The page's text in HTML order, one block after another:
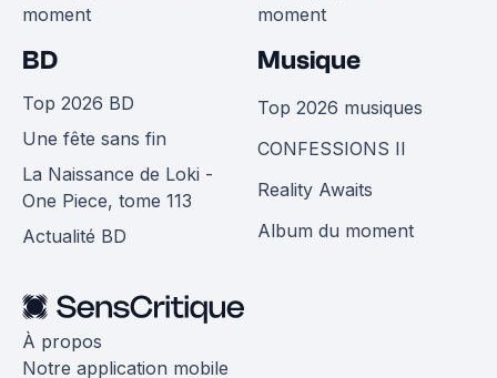
moment
moment
BD
Top 2026 BD
Une fête sans fin
La Naissance de Loki -
One Piece, tome 113
Actualité BD
Musique
Top 2026 musiques
CONFESSIONS II
Reality Awaits
Album du moment
À propos
Notre application mobile